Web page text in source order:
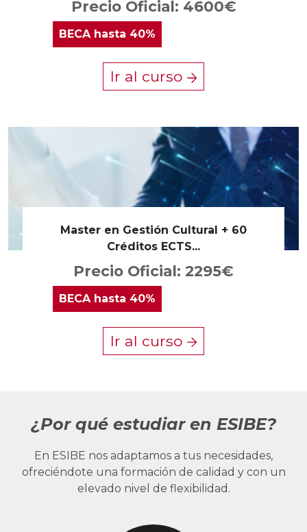
Precio Oficial: 4600€
BECAhasta 40%
Ir al curso
Master en Gestión Cultural + 60
Créditos ECTS...
Precio Oficial: 2295€
BECA hasta 40%
Ir al curso
¿Por qué estudiar en ESIBE?
En ESIBE nos adaptamos a tus necesidades,
ofreciéndote una formación de calidad y con un
elevado nivel de flexibilidad.